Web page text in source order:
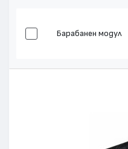
Барабанен модул